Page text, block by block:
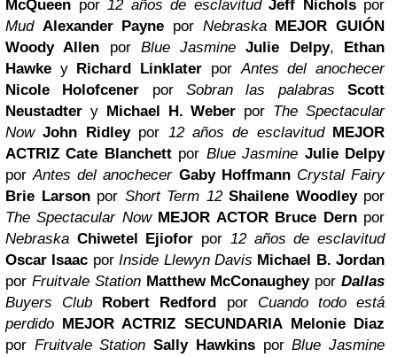
McQueen por 12 años de esclavitud Jeff Nicholspor
Mud Alexander Payne por Nebraska MEJOR GUIÓN
Woody Allen por Blue Jasmine Julie Delpy, Ethan
Hawke yRichard Linklater porAntes del anochecer
Nicole Holofcener porSobran las palabras
Scott
Neustadter y Michael H. Weber por The Spectacular
Now John Ridleypor 12 años de esclavitud MEJOR
ACTRIZ Cate Blanchettpor Blue Jasmine Julie Delpy
porAntes del anochecer Gaby Hoffmann Crystal Fairy
Brie Larsonpor Short Term 12 Shailene Woodleypor
The Spectacular Now MEJOR ACTOR Bruce Dernpor
Nebraska Chiwetel Ejiofor por 12 años de esclavitud
Oscar Isaac porInside Llewyn Davis Michael B. Jordan
por Fruitvale Station Matthew McConaugheyporDallas
Buyers Club
Robert Redford por Cuando todo está
perdido MEJOR ACTRIZ SECUNDARIA Melonie Diaz
por Fruitvale Station Sally HawkinsporBlue Jasmine